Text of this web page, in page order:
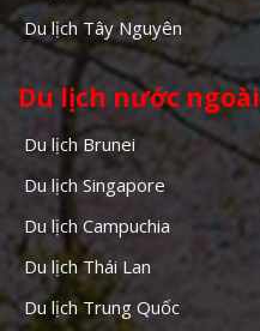
Du lịch Tây Nguyên
Du lịch nước ngoài
Du lịch Brunei
Du lịch Singapore
Du lịch Campuchia
Du lịch Thái Lan
Du lịch Trung Quốc